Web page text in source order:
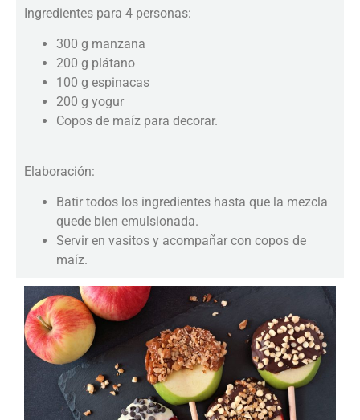
Ingredientes para 4 personas:
300 g manzana
200 g plátano
100 g espinacas
200 g yogur
Copos de maíz para decorar.
Elaboración:
Batir todos los ingredientes hasta que la mezcla
quede bien emulsionada.
Servir en vasitos y acompañar con copos de
maíz.